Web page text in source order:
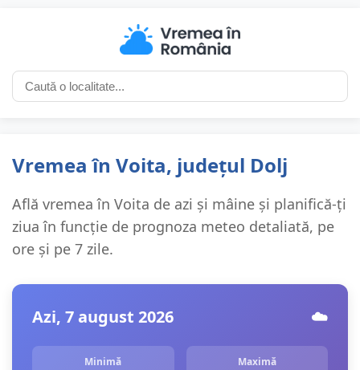
Vremea în Voita, județul Dolj
Află vremea în Voita de azi și mâine și planifică-ți
ziua în funcție de prognoza meteo detaliată, pe
ore și pe 7 zile.
Azi, 7 august 2026 ☁️
Minimă Maximă